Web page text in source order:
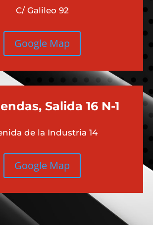
Moncloa
C/ Galileo 92
Google Map
Salida 16 N-1
de la Industria 14